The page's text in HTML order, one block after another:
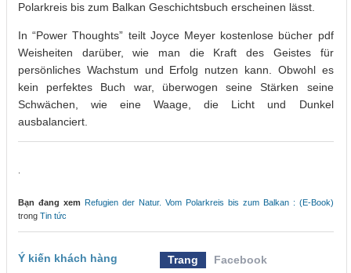
Polarkreis bis zum Balkan Geschichtsbuch erscheinen lässt.
In “Power Thoughts” teilt Joyce Meyer kostenlose bücher pdf
Weisheiten darüber, wie man die Kraft des Geistes für
persönliches Wachstum und Erfolg nutzen kann. Obwohl es
kein perfektes Buch war, überwogen seine Stärken seine
Schwächen, wie eine Waage, die Licht und Dunkel
ausbalanciert.
Bạn đang xem
Refugien der Natur. Vom Polarkreis bis zum Balkan : (E-Book)
trong Tin tức
Ý kiến khách hàng Trang
Facebook